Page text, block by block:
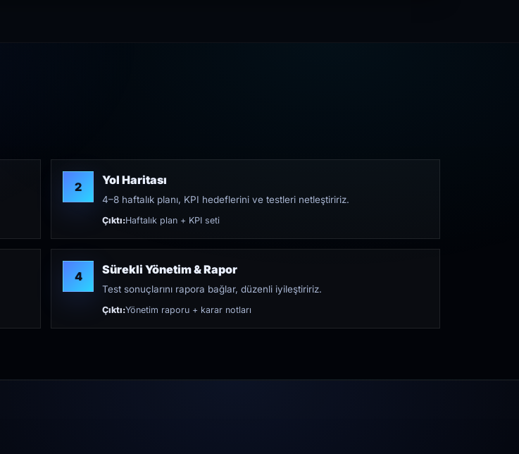
2 Yol Haritası
4–8 haftalık planı, KPI hedeflerini ve testleri netleştiririz.
Çıktı:Haftalık plan + KPI seti
4 Sürekli Yönetim & Rapor
Test sonuçlarını rapora bağlar, düzenli iyileştiririz.
Çıktı:Yönetim raporu + karar notları